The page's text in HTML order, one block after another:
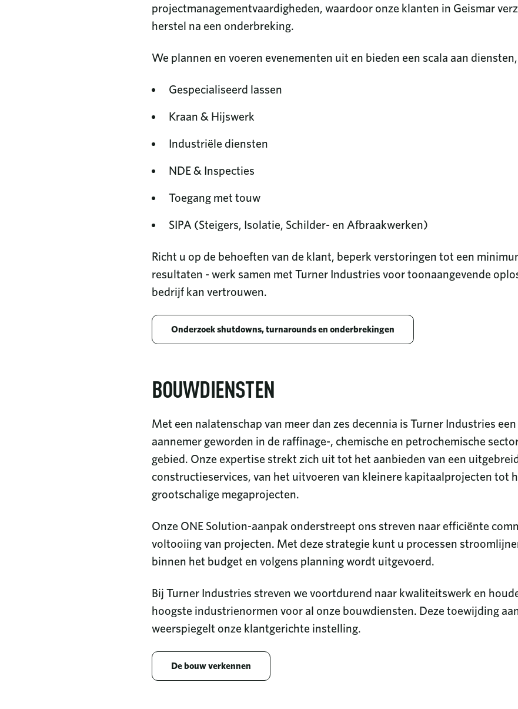
projectmanagementvaardigheden, waardoor onze klanten in Geismar
herstel na een onderbreking.
We plannen en voeren evenementen uit en bieden een scala aan
Gespecialiseerd lassen
Kraan & Hijswerk
Industriële diensten
NDE & Inspecties
Toegang met touw
SIPA (Steigers, Isolatie, Schilder- en Afbraakwerken)
Richt u op de behoeften van de klant, beperk verstoringen tot een
resultaten - werk samen met Turner Industries voor toonaangevende
bedrijf kan vertrouwen.
Onderzoek shutdowns, turnarounds en onderbrekingen
BOUWDIENSTEN
Met een nalatenschap van meer dan zes decennia is Turner Industries
aannemer geworden in de raffinage-, chemische en petrochemische
gebied. Onze expertise strekt zich uit tot het aanbieden van een
constructieservices, van het uitvoeren van kleinere kapitaalprojecten tot
grootschalige megaprojecten.
Onze ONE Solution-aanpak onderstreept ons streven naar efficiënte
voltooiing van projecten. Met deze strategie kunt u processen
binnen het budget en volgens planning wordt uitgevoerd.
Bij Turner Industries streven we voortdurend naar kwaliteitswerk en
hoogste industrienormen voor al onze bouwdiensten. Deze toewijding
weerspiegelt onze klantgerichte instelling.
De bouw verkennen